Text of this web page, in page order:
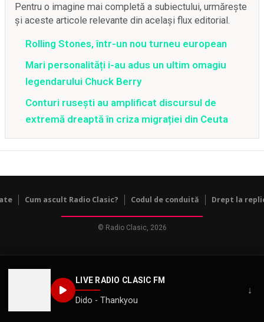
LIVE RADIO CLASIC FM
Dido - Thankyou
↓
Pentru o imagine mai completă a subiectului, urmărește
și aceste articole relevante din același flux editorial.
Rolling Stones, într-un nou turneu european
Mari personalități i-au adus un ultim omagiu
legendarului Chuck Berry
Conturi rusești au amplificat discursul de
extremă dreaptă în criza migrației din Ceuta
Cum ascult Radio Clasic? Codul de conduită Drept la
© Radio Clasic, 2026